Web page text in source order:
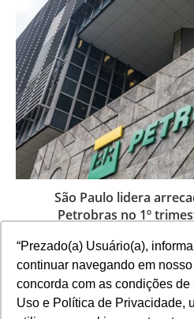
“Prezado(a) Usuário(a),
continuar navegando em
concorda com as condições de
Uso e Política de Privacidade,
São Paulo lidera
Petrobras no 1º